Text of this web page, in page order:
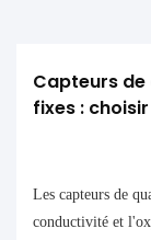
Capteurs
fixes :
Les capteurs de
conductivité et